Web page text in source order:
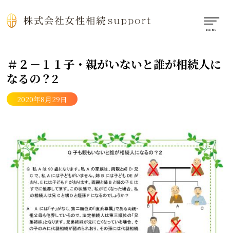
＃２－１１子・親がいないと誰が相続人に
なるの？2
2020年8月29日